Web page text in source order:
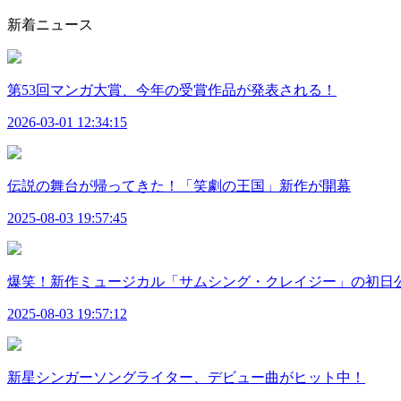
新着ニュース
第53回マンガ大賞、今年の受賞作品が発表される！
2026-03-01 12:34:15
伝説の舞台が帰ってきた！「笑劇の王国」新作が開幕
2025-08-03 19:57:45
爆笑！新作ミュージカル「サムシング・クレイジー」の初日
2025-08-03 19:57:12
新星シンガーソングライター、デビュー曲がヒット中！